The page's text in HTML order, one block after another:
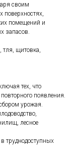
своим
поверхностях,
помещений и
запасов.
тля, щитовка,
тех, что
появления.
урожая.
лесное
труднодоступных